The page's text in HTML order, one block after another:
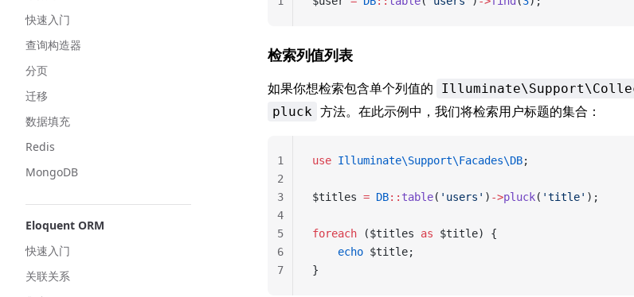
快速入门
查询构造器
分页
迁移
数据填充
Redis
MongoDB
Eloquent ORM
快速入门
关联关系
检索列值列表
如果你想检索包含单个列值的
pluck 方法。在此示例中，我们将检索用户标题的集合：
use Illuminate\Support\Facades\DB;
$titles = DB:: table( 'users' ) ->pluck( 'title' );
foreach ($titles as $title) {
    echo
$title;
}
1
2
3
4
5
6
7